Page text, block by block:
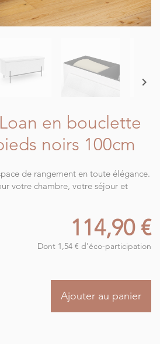

en bouclette
noirs 100cm
de rangement en toute élégance.
votre chambre, votre séjour et
114,90 €
Dont 1,54 € d'éco-participation
Ajouter au panier